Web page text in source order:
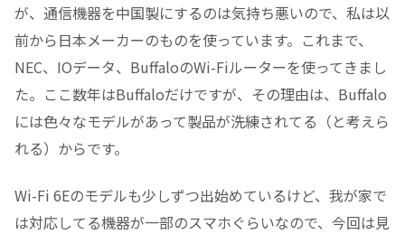
が、通信機器を中国製にするのは気持ち悪いので、私は以
前から日本メーカーのものを使っています。これまで、
NEC、IOデータ、BuffaloのWi-Fiルーターを使ってきまし
た。ここ数年はBuffaloだけですが、その理由は、Buffalo
には色々なモデルがあって製品が洗練されてる（と考えら
れる）からです。
Wi-Fi 6Eのモデルも少しずつ出始めているけど、我が家で
は対応してる機器が一部のスマホぐらいなので、今回は見